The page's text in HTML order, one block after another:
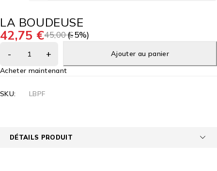
LA BOUDEUSE
45,00€
42,75 € (-5%)
Ajouter au panier
Acheter maintenant
SKU: LBPF
DÉTAILS PRODUIT